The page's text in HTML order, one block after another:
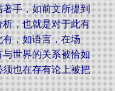
手，如前文所提到
，也就是对于此有
，如语言，在场
世界的关系被恰如
也在存有论上被把